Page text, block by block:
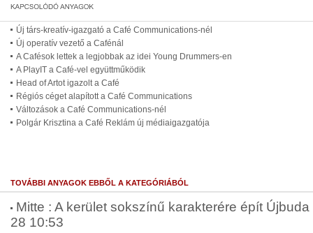
Új társ-kreatív-igazgató a Café Communications-nél
Új operatív vezető a Cafénál
A Cafésok lettek a legjobbak az idei Young Drummers-en
A PlayIT a Café-vel együttműködik
Head of Artot igazolt a Café
Régiós céget alapított a Café Communications
Változások a Café Communications-nél
Polgár Krisztina a Café Reklám új médiaigazgatója
TOVÁBBI ANYAGOK EBBŐL A KATEGÓRIÁBÓL
Mitte : A kerület sokszínű karakterére épít
28 10:53